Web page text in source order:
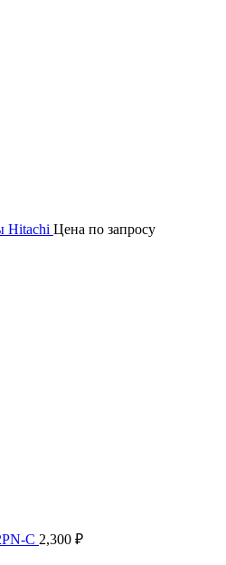
Hitachi Цена по запросу
C 2,300 ₽